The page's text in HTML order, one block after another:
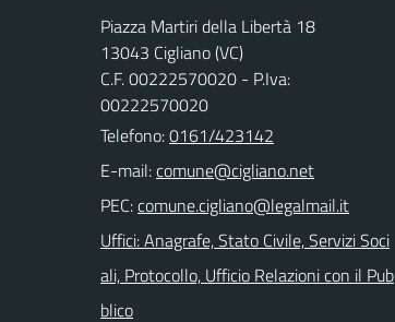
Piazza Martiri della Libertà 18
13043 Cigliano (VC)
C.F. 00222570020 - P.Iva:
00222570020
Telefono:0161/423142
E-mail:
PEC:
Uffici: Anagrafe, Stato Civile, Servizi Soci
ali, Protocollo, Ufficio Relazioni con il Pub
blico